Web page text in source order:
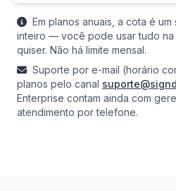
Em planos anuais, a cota é
inteiro — você pode usar tudo na
quiser. Não há limite mensal.
Suporte por e-mail (horário
planos pelo canal
Enterprise contam ainda com
atendimento por telefone.